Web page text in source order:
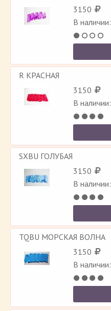
3150
В наличии:
R КРАСНАЯ
3150
В наличии:
SXBU ГОЛУБАЯ
3150
В наличии:
TQBU МОРСКАЯ ВОЛНА
3150
В наличии: